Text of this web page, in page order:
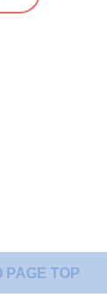
PAGE TOP